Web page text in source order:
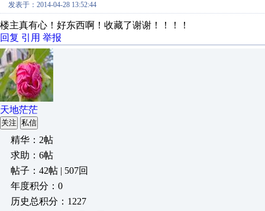
发表于：2014-04-28 13:52:44
楼主真有心！好东西啊！收藏了谢谢！！！！
回复 引用 举报
天地茫茫
关注 私信
精华：2帖
求助：6帖
帖子：42帖 | 507回
年度积分：0
历史总积分：1227